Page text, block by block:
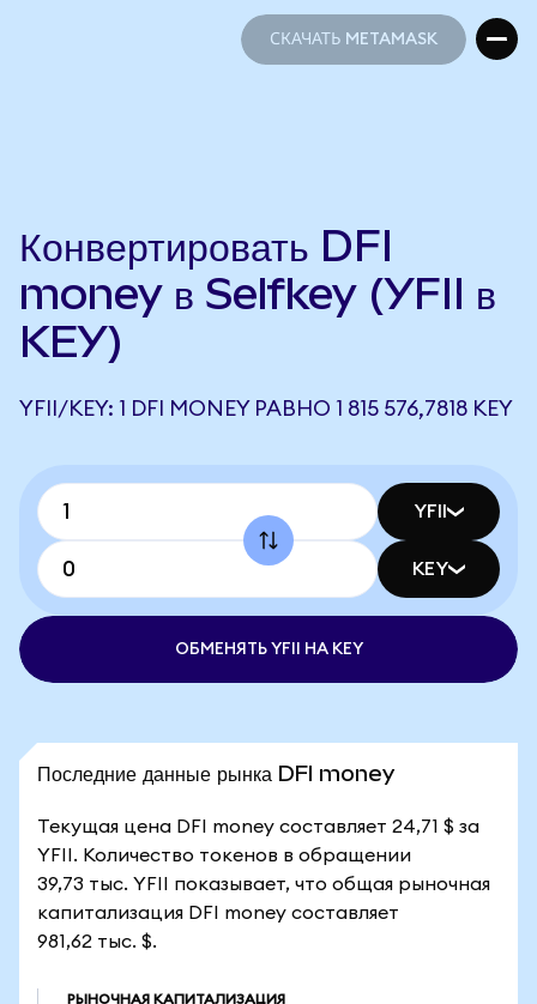
СКАЧАТЬ METAMASK
Конвертировать DFI
money в Selfkey (YFII в
KEY)
YFII/KEY: 1 DFI MONEY РАВНО 1 815 576,7818 KEY
YFII
KEY
ОБМЕНЯТЬ YFII НА KEY
Последние данные рынка DFI money
Текущая цена DFI money составляет 24,71 $ за
YFII. Количество токенов в обращении
39,73 тыс. YFII показывает, что общая рыночная
капитализация DFI money составляет
981,62 тыс. $.
РЫНОЧНАЯ КАПИТАЛИЗАЦИЯ